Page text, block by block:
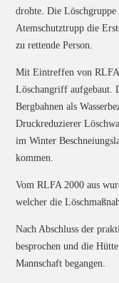
drohte. Die
Atemschutztrupp die
zu rettende Person.
Mit Eintreffen von
Löschangriff aufgebaut.
Bergbahnen als
Druckreduzierer
im Winter
kommen.
Vom RLFA 2000 aus
welcher die
Nach Abschluss der
besprochen und die
Mannschaft begangen.